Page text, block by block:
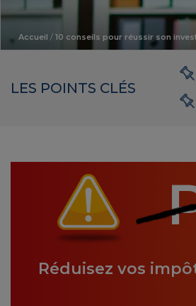
Accueil / 10 conseils pour réussir son
LES POINTS CLÉS
Réduisez vos